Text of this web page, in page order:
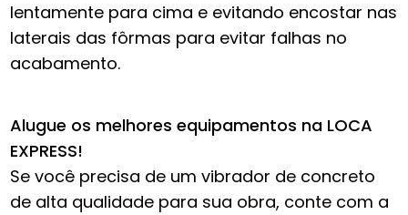
lentamente para cima e evitando encostar nas
laterais das fôrmas para evitar falhas no
acabamento.
Alugue os melhores equipamentos na LOCA
EXPRESS!
Se você precisa de um vibrador de concreto
de alta qualidade para sua obra, conte com a